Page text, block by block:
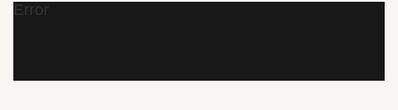
Error